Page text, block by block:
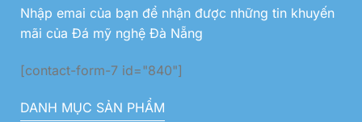
Nhập emai của bạn để nhận được những tin khuyến
mãi của Đá mỹ nghệ Đà Nẵng
[contact-form-7 id="840"]
DANH MỤC SẢN PHẨM